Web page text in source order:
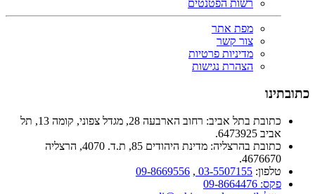
רשות הפטנטים
מפת אתר
צור קשר
מדיניות פרטיות
הצהרת נגישות
כתובתינו
כתובת בתל אביב: רחוב הארבעה 28, מגדל צפוני, קומה 13, תל
אביב 6473925.
כתובת בהרצליה: מדינת היהודים 85, ת.ד. 4070, הרצליה
4676670.
טלפון: 03-5507155
,
09-8669556
פקס: 09-8664476